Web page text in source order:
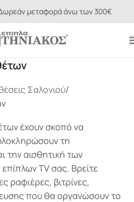
μεταφορά άνω των 300€
Σαλονιού
έχουν σκοπό να
τη
την αισθητική των
TV σας. Bρείτε
ραφιέρες, βιτρίνες,
που θα οργανώσουν το